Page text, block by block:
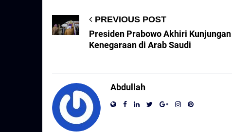
PREVIOUS POST
Presiden Prabowo Akhiri Kunjungan
Kenegaraan di Arab Saudi
Abdullah